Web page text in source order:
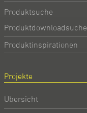
Produktsuche
Produktdownloadsuche
Produktinspirationen
Projekte
Übersicht